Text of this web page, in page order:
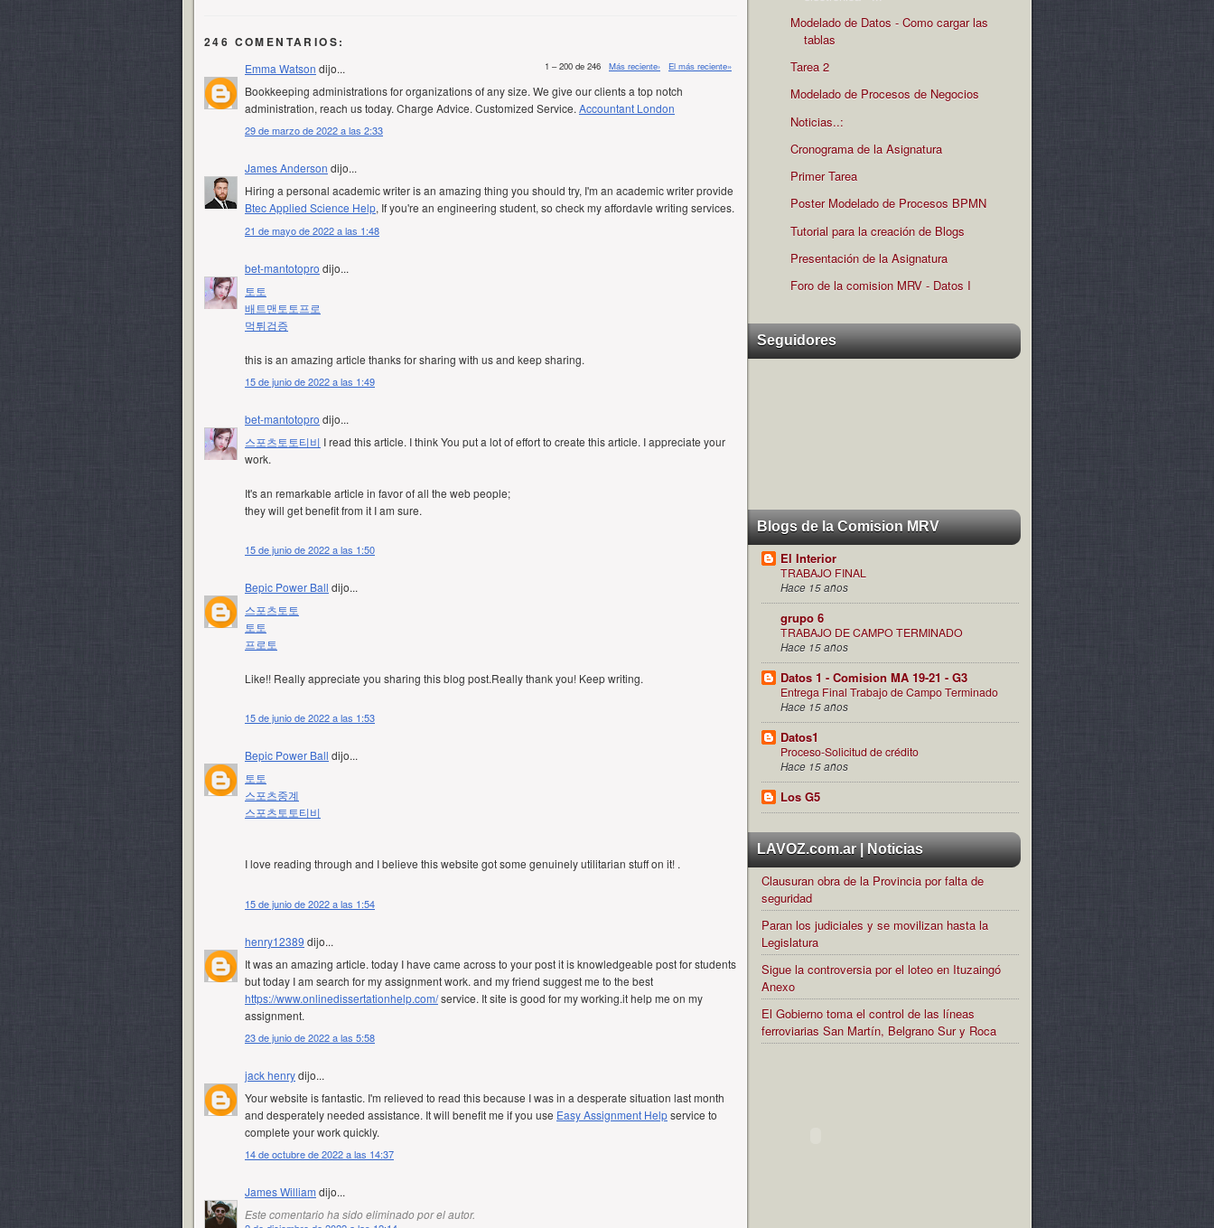
246 COMENTARIOS:
1 – 200 de 246 Más reciente› El más reciente»
Emma Watson dijo...
Bookkeeping administrations for organizations of any size. We give our clients a top notch
administration, reach us today. Charge Advice. Customized Service. Accountant London
29 de marzo de 2022 a las 2:33
James Anderson dijo...
Hiring a personal academic writer is an amazing thing you should try, I'm an academic writer provide
Btec Applied Science Help, If you're an engineering student, so check my affordavle writing services.
21 de mayo de 2022 a las 1:48
bet-mantotopro dijo...
토토
배트맨토토프로
먹튀검증
this is an amazing article thanks for sharing with us and keep sharing.
15 de junio de 2022 a las 1:49
bet-mantotopro dijo...
스포츠토토티비 I read this article. I think You put a lot of effort to create this article. I appreciate your
work.
It's an remarkable article in favor of all the web people;
they will get benefit from it I am sure.
15 de junio de 2022 a las 1:50
Bepic Power Ball dijo...
스포츠토토
토토
프로토
Like!! Really appreciate you sharing this blog post.Really thank you! Keep writing.
15 de junio de 2022 a las 1:53
Bepic Power Ball dijo...
토토
스포츠중계
스포츠토토티비
I love reading through and I believe this website got some genuinely utilitarian stuff on it! .
15 de junio de 2022 a las 1:54
henry12389 dijo...
It was an amazing article. today I have came across to your post it is knowledgeable post for students
but today I am search for my assignment work. and my friend suggest me to the best
https://www.onlinedissertationhelp.com/service. It site is good for my working.it help me on my
assignment.
23 de junio de 2022 a las 5:58
jack henrydijo...
Your website is fantastic. I'm relieved to read this because I was in a desperate situation last month
and desperately needed assistance. It will benefit me if you use Easy Assignment Helpservice to
complete your work quickly.
14 de octubre de 2022 a las 14:37
James William dijo...
Este comentario ha sido eliminado por el autor.
Modelado de Datos - Como cargar las
tablas
Tarea 2
Modelado de Procesos de Negocios
Noticias..:
Cronograma de la Asignatura
Primer Tarea
Poster Modelado de Procesos BPMN
Tutorial para la creación de Blogs
Presentación de la Asignatura
Foro de la comision MRV - Datos I
Seguidores
Blogs de la Comision MRV
El Interior
TRABAJO FINAL
Hace 15 años
grupo 6
TRABAJO DE CAMPO TERMINADO
Hace 15 años
Datos 1 - Comision MA 19-21 - G3
Entrega Final Trabajo de Campo Terminado
Hace 15 años
Datos1
Proceso-Solicitud de crédito
Hace 15 años
Los G5
LAVOZ.com.ar | Noticias
Clausuran obra de la Provincia por falta de
seguridad
Paran los judiciales y se movilizan hasta la
Legislatura
Sigue la controversia por el loteo en Ituzaingó
Anexo
El Gobierno toma el control de las líneas
ferroviarias San Martín, Belgrano Sur y Roca